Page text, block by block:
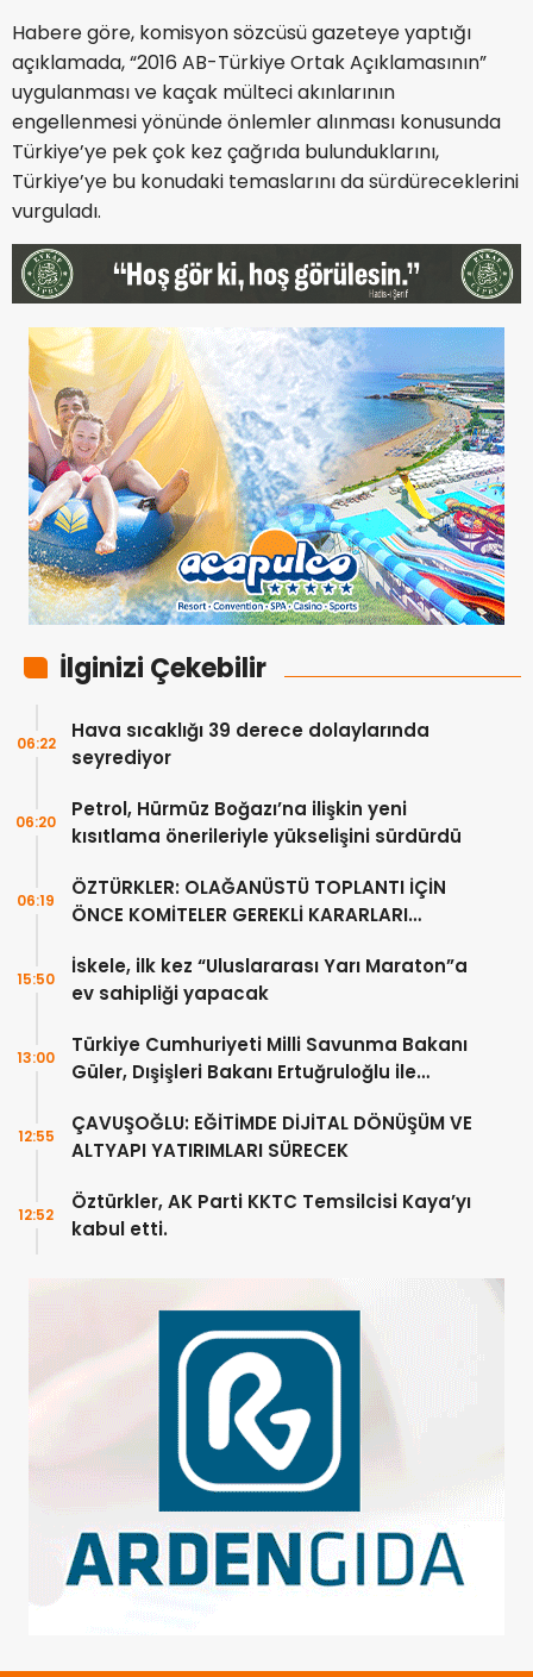
Habere göre, komisyon sözcüsü gazeteye yaptığı
açıklamada, “2016 AB-Türkiye Ortak Açıklamasının”
uygulanması ve kaçak mülteci akınlarının
engellenmesi yönünde önlemler alınması konusunda
Türkiye’ye pek çok kez çağrıda bulunduklarını,
Türkiye’ye bu konudaki temaslarını da sürdüreceklerini
vurguladı.
İlginizi Çekebilir
Hava sıcaklığı 39 derece dolaylarında
seyrediyor
06:22
Petrol, Hürmüz Boğazı’na ilişkin yeni
kısıtlama önerileriyle yükselişini sürdürdü
06:20
ÖZTÜRKLER: OLAĞANÜSTÜ TOPLANTI İÇİN
ÖNCE KOMİTELER GEREKLİ KARARLARI
06:19
İskele, ilk kez “Uluslararası Yarı Maraton”a
ev sahipliği yapacak
15:50
Türkiye Cumhuriyeti Milli Savunma Bakanı
Güler, Dışişleri Bakanı Ertuğruloğlu ile
13:00
ÇAVUŞOĞLU: EĞİTİMDE DİJİTAL DÖNÜŞÜM VE
ALTYAPI YATIRIMLARI SÜRECEK
12:55
Öztürkler, AK Parti KKTC Temsilcisi Kaya’yı
kabul etti.
12:52